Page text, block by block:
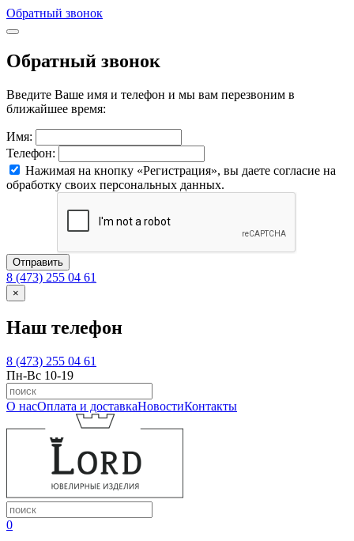
Обратный звонок
Обратный звонок
Введите Ваше имя и телефон и мы вам перезвоним в
ближайшее время:
Имя:
Телефон:
Нажимая на кнопку «Регистрация», вы даете согласие на
обработку своих персональных данных.
Отправить
8 (473) 255 04 61
×
Наш телефон
8 (473) 255 04 61
Пн-Вс 10-19
О насОплата и доставкаНовостиКонтакты
0